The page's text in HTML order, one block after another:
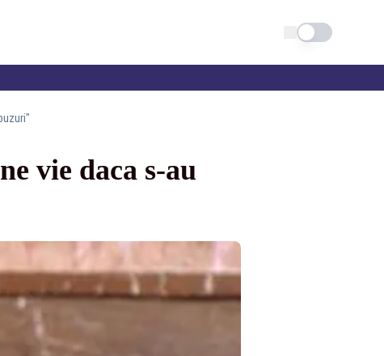
Schimba tema
vie daca s-au